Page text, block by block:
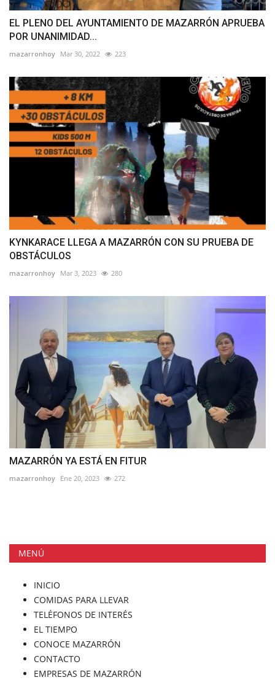
EL PLENO DEL AYUNTAMIENTO DE MAZARRÓN APRUEBA
POR UNANIMIDAD...
mazarronhoy Mar 30, 2022 223
KYNKARACE LLEGA A MAZARRÓN CON SU PRUEBA DE
OBSTÁCULOS
mazarronhoy Mar 3, 2023 280
MAZARRÓN YA ESTÁ EN FITUR
mazarronhoy Ene 20, 2023 272
MENÚ
INICIO
COMIDAS PARA LLEVAR
TELÉFONOS DE INTERÉS
EL TIEMPO
CONOCE MAZARRÓN
CONTACTO
EMPRESAS DE MAZARRÓN